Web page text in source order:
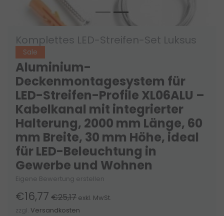
Komplettes LED-Streifen-Set Luksus
Sale
Aluminium-
Deckenmontagesystem für
LED-Streifen-Profile XL06ALU –
Kabelkanal mit integrierter
Halterung, 2000 mm Länge, 60
mm Breite, 30 mm Höhe, ideal
für LED-Beleuchtung in
Gewerbe und Wohnen
Eigene Bewertung erstellen
€16,77 €25,17 exkl. MwSt.
zzgl. Versandkosten